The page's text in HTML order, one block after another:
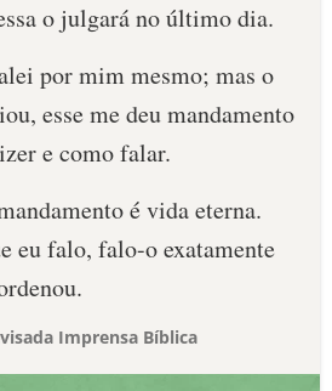
o julgará no último dia.
por mim mesmo; mas o
esse me deu mandamento
e como falar.
é vida eterna.
eu falo, falo-o exatamente
Imprensa Bíblica